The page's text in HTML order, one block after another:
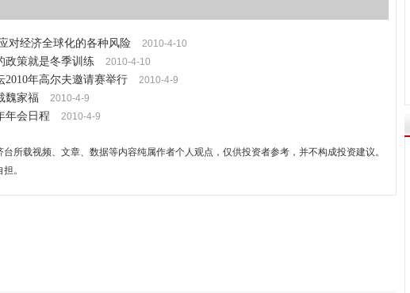
对经济全球化的各种风险 2010-4-10
政策就是冬季训练 2010-4-10
2010年高尔夫邀请赛举行 2010-4-9
魏家福 2010-4-9
年会日程 2010-4-9
所载视频、文章、数据等内容纯属作者个人观点，仅供投资者参考，并不构成投资建议。
。